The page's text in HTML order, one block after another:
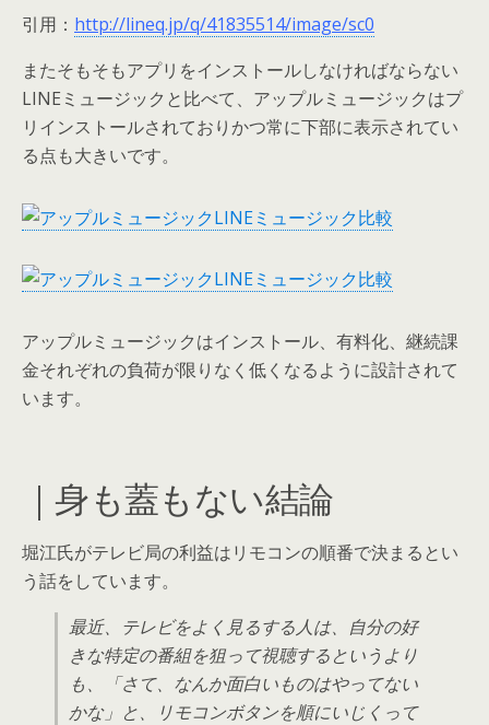
引用： http://lineq.jp/q/41835514/image/sc0
またそもそもアプリをインストールしなければならない
LINEミュージックと比べて、アップルミュージックはプ
リインストールされておりかつ常に下部に表示されてい
る点も大きいです。
アップルミュージックはインストール、有料化、継続課
金それぞれの負荷が限りなく低くなるように設計されて
います。
｜身も蓋もない結論
堀江氏がテレビ局の利益はリモコンの順番で決まるとい
う話をしています。
最近、テレビをよく見るする人は、自分の好
きな特定の番組を狙って視聴するというより
も、「さて、なんか面白いものはやってない
かな」と、リモコンボタンを順にいじくって